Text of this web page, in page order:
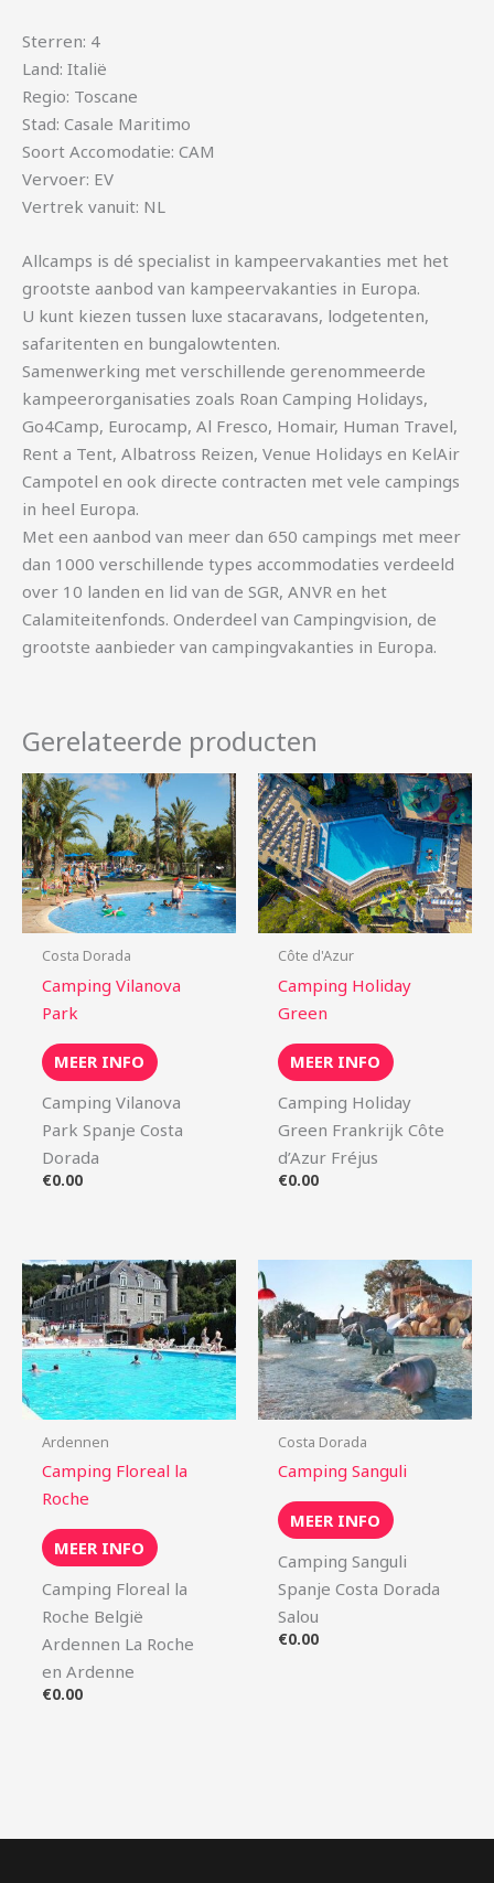
Sterren: 4
Land: Italië
Regio: Toscane
Stad: Casale Maritimo
Soort Accomodatie: CAM
Vervoer: EV
Vertrek vanuit: NL
Allcamps is dé specialist in kampeervakanties met het
grootste aanbod van kampeervakanties in Europa.
U kunt kiezen tussen luxe stacaravans, lodgetenten,
safaritenten en bungalowtenten.
Samenwerking met verschillende gerenommeerde
kampeerorganisaties zoals Roan Camping Holidays,
Go4Camp, Eurocamp, Al Fresco, Homair, Human Travel,
Rent a Tent, Albatross Reizen, Venue Holidays en KelAir
Campotel en ook directe contracten met vele campings
in heel Europa.
Met een aanbod van meer dan 650 campings met meer
dan 1000 verschillende types accommodaties verdeeld
over 10 landen en lid van de SGR, ANVR en het
Calamiteitenfonds. Onderdeel van Campingvision, de
grootste aanbieder van campingvakanties in Europa.
Gerelateerde producten
Costa Dorada
Camping Vilanova
Park
MEER INFO
Camping Vilanova
Park Spanje Costa
Dorada
€0.00
Côte d'Azur
Camping Holiday
Green
MEER INFO
Camping Holiday
Green Frankrijk Côte
d’Azur Fréjus
€0.00
Ardennen
Camping Floreal la
Roche
MEER INFO
Camping Floreal la
Roche België
Ardennen La Roche
en Ardenne
€0.00
Costa Dorada
Camping Sanguli
MEER INFO
Camping Sanguli
Spanje Costa Dorada
Salou
€0.00